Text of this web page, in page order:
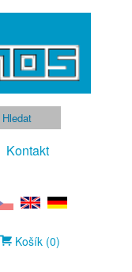
Kontakt
Košík (0)